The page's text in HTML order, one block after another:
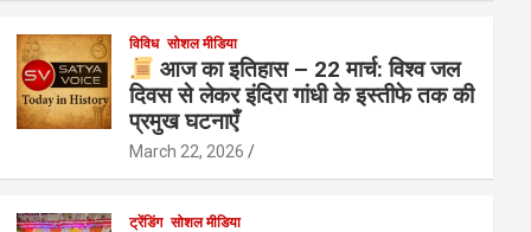
विविध सोशल मीडिया
आज का इतिहास – 22 मार्च: विश्व जल
दिवस से लेकर इंदिरा गांधी के इस्तीफे तक की
प्रमुख घटनाएँ
March 22, 2026
ट्रेंडिंग सोशल मीडिया